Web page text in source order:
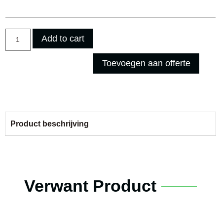
Add to cart
Toevoegen aan offerte
Product beschrijving
Verwant Product